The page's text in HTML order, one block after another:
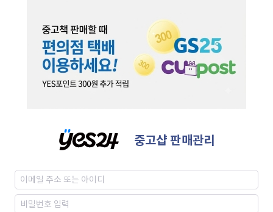
중고샵 판매관리